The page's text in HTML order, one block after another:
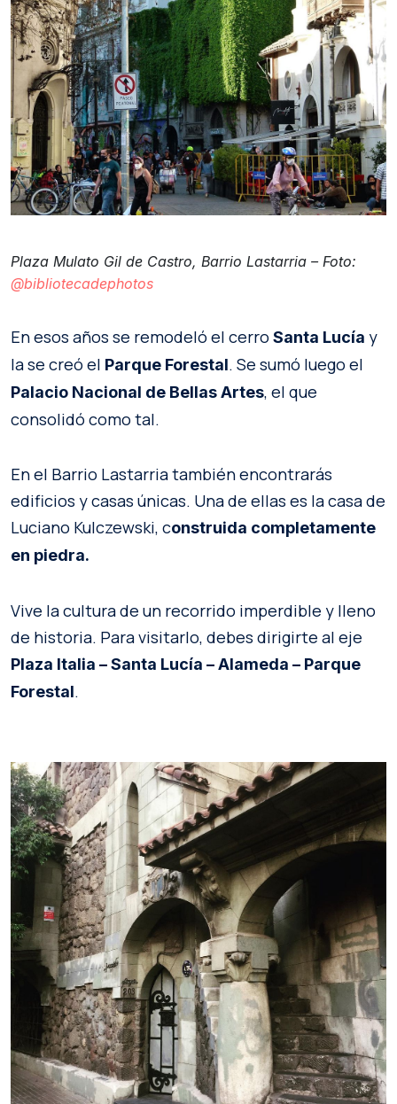
Plaza Mulato Gil de Castro, Barrio Lastarria – Foto:
@bibliotecadephotos
En esos años se remodeló el cerro Santa Lucía y
la se creó el Parque Forestal. Se sumó luego el
Palacio Nacional de Bellas Artes, el que
consolidó como tal.
En el Barrio Lastarria también encontrarás
edificios y casas únicas. Una de ellas es la casa de
Luciano Kulczewski, construida completamente
en piedra.
Vive la cultura de un recorrido imperdible y lleno
de historia. Para visitarlo, debes dirigirte al eje
Plaza Italia – Santa Lucía – Alameda – Parque
Forestal.